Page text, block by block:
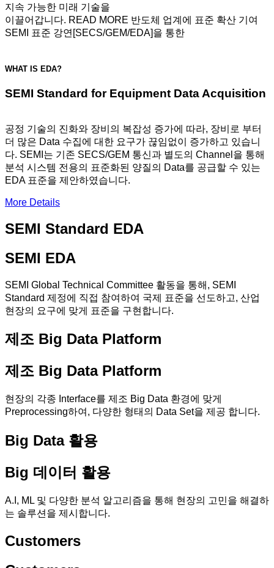
지속 가능한 미래 기술을
이끌어갑니다. READ MORE 반도체 업계에 표준 확산 기여
SEMI 표준 강연[SECS/GEM/EDA]을 통한
WHAT IS EDA?
SEMI Standard for Equipment Data Acquisition
공정 기술의 진화와 장비의 복잡성 증가에 따라, 장비로 부터
더 많은 Data 수집에 대한 요구가 끊임없이 증가하고 있습니
다. SEMI는 기존 SECS/GEM 통신과 별도의 Channel을 통해
분석 시스템 전용의 표준화된 양질의 Data를 공급할 수 있는
EDA 표준을 제안하였습니다.
More Details
SEMI Standard EDA
SEMI EDA
SEMI Global Technical Committee 활동을 통해, SEMI
Standard 제정에 직접 참여하여 국제 표준을 선도하고, 산업
현장의 요구에 맞게 표준을 구현합니다.
제조 Big Data Platform
제조 Big Data Platform
현장의 각종 Interface를 제조 Big Data 환경에 맞게
Preprocessing하여, 다양한 형태의 Data Set을 제공 합니다.
Big Data 활용
Big 데이터 활용
A.I, ML 및 다양한 분석 알고리즘을 통해 현장의 고민을 해결하
는 솔루션을 제시합니다.
Customers